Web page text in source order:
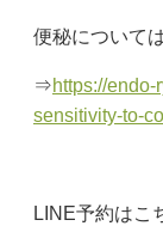
便秘について
⇒https://
sensitivity-to-
LINE予約はこ